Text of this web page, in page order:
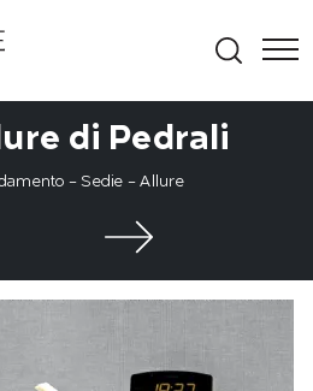
di Pedrali
-Sedie -Allure